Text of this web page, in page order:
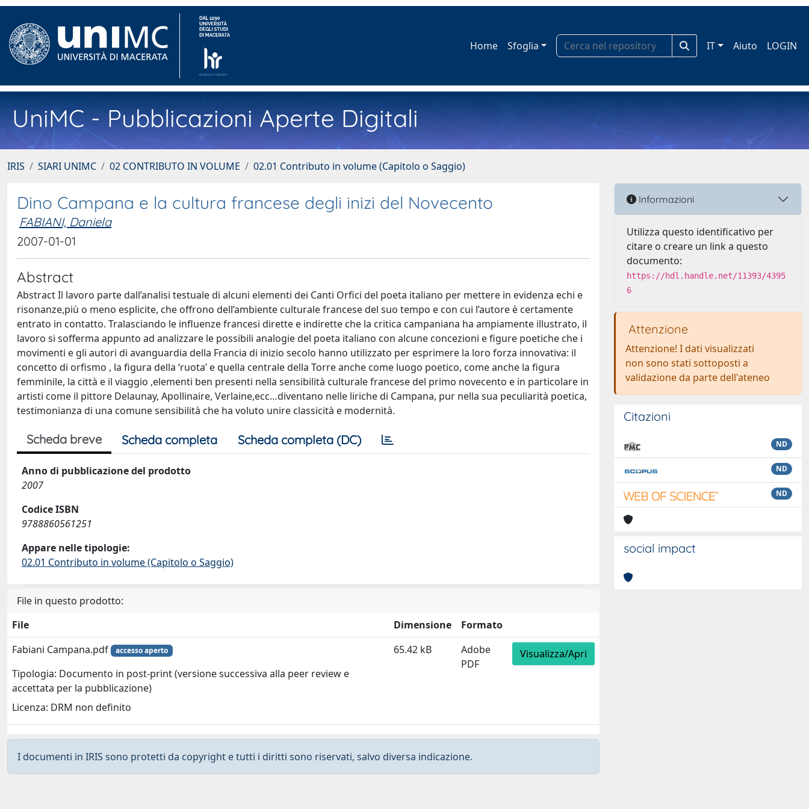
Home Sfoglia IT Aiuto LOGIN
UniMC - Pubblicazioni Aperte Digitali
IRIS SIARI UNIMC 02 CONTRIBUTO IN VOLUME 02.01 Contributo in volume (Capitolo o Saggio)
Dino Campana e la cultura francese degli inizi del Novecento
FABIANI, Daniela
2007-01-01
Abstract
Abstract Il lavoro parte dall’analisi testuale di alcuni elementi dei Canti Orfici del poeta italiano per mettere in evidenza echi e
risonanze,più o meno esplicite, che offrono dell’ambiente culturale francese del suo tempo e con cui l’autore è certamente
entrato in contatto. Tralasciando le influenze francesi dirette e indirette che la critica campaniana ha ampiamente illustrato, il
lavoro si sofferma appunto ad analizzare le possibili analogie del poeta italiano con alcune concezioni e figure poetiche che i
movimenti e gli autori di avanguardia della Francia di inizio secolo hanno utilizzato per esprimere la loro forza innovativa: il
concetto di orfismo , la figura della ‘ruota’ e quella centrale della Torre anche come luogo poetico, come anche la figura
femminile, la città e il viaggio ,elementi ben presenti nella sensibilità culturale francese del primo novecento e in particolare in
artisti come il pittore Delaunay, Apollinaire, Verlaine,ecc…diventano nelle liriche di Campana, pur nella sua peculiarità poetica,
testimonianza di una comune sensibilità che ha voluto unire classicità e modernità.
Scheda breve Scheda completa Scheda completa (DC)
Anno di pubblicazione del prodotto
2007
Codice ISBN
9788860561251
Appare nelle tipologie:
02.01 Contributo in volume (Capitolo o Saggio)
File in questo prodotto:
File
Dimensione
Formato
Fabiani Campana.pdf
accesso aperto
Tipologia: Documento in post-print (versione successiva alla peer review e
accettata per la pubblicazione)
Licenza: DRM non definito
65.42 kB
Adobe
PDF
Visualizza/Apri
I documenti in IRIS sono protetti da copyright e tutti i diritti sono riservati, salvo diversa indicazione.
Informazioni
Utilizza questo identificativo per
citare o creare un link a questo
documento:
https://hdl.handle.net/11393/4395
6
Attenzione
Attenzione! I dati visualizzati
non sono stati sottoposti a
validazione da parte dell'ateneo
Citazioni
ND
ND
ND
social impact